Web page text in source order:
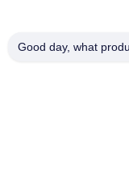
Good day, what